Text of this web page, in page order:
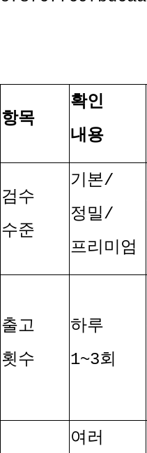
항목
확인
내용
검수
수준
기본/
정밀/
프리미엄
출고
횟수
하루
1~3회
여러